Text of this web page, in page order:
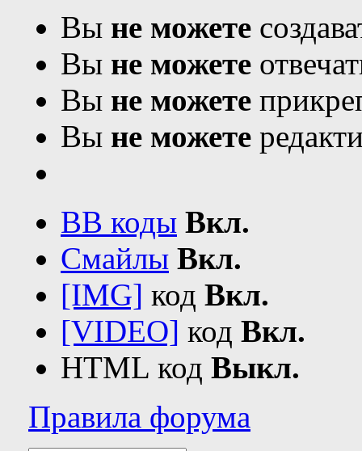
Вы не можете
Вы не можете
Вы не можете
Вы не можете
BB коды Вкл.
Смайлы Вкл.
[IMG] код Вкл.
[VIDEO] код Вкл.
HTML код Выкл.
Правила форума